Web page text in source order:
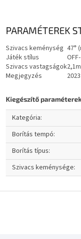
PARAMÉTEREK
Szivacs keménység 47°
Játék stílus
Szivacs vastagságok
Megjegyzés
Kiegészítő
Kategória:
Borítás tempó:
Borítás típus:
Szivacs keménysége: